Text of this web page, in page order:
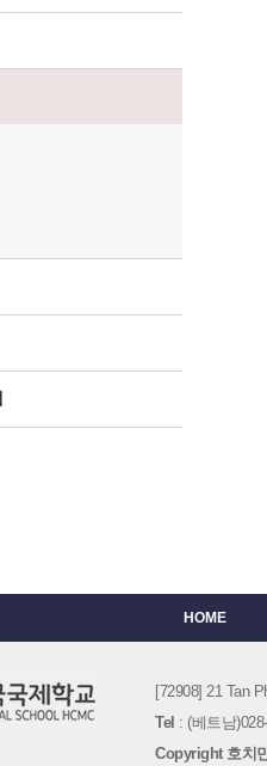
HOME
[72908] 21 Tan
Tel : (베트남
Copyright 호치